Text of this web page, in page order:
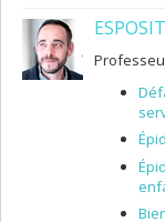
contextes
Je